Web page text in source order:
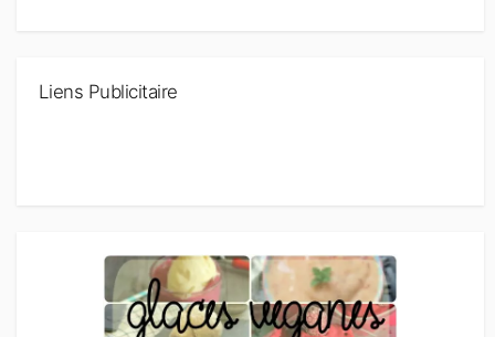
Liens Publicitaire